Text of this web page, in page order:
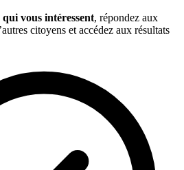
qui vous intéressent, répondez aux
citoyens et accédez aux résultats